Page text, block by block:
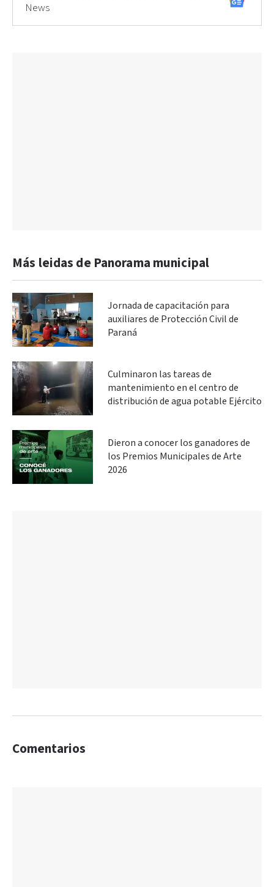
News
Más leidas de Panorama municipal
Jornada de capacitación para
auxiliares de Protección Civil de
Paraná
Culminaron las tareas de
mantenimiento en el centro de
distribución de agua potable Ejército
Dieron a conocer los ganadores de
los Premios Municipales de Arte
2026
Comentarios